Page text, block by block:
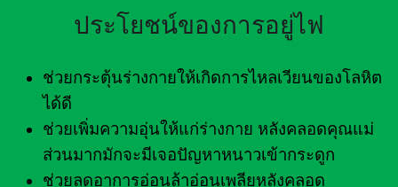
ประโยชน์ของการอยู่ไฟ
ช่วยกระตุ้นร่างกายให้เกิดการไหลเวียนของโลหิต
ได้ดี
ช่วยเพิ่มความอุ่นให้แก่ร่างกาย หลังคลอดคุณแม่
ส่วนมากมักจะมีเจอปัญหาหนาวเข้ากระดูก
ช่วยลดอาการอ่อนล้าอ่อนเพลียหลังคลอด